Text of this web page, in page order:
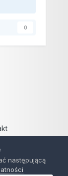
0
następującą